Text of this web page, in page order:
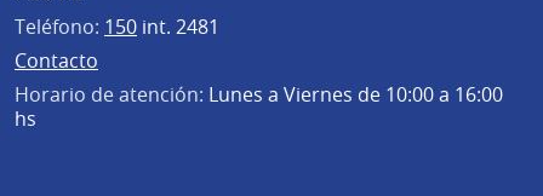
Teléfono: 150 int. 2481
Contacto
Horario de atención: Lunes a Viernes de 10:00 a 16:00
hs